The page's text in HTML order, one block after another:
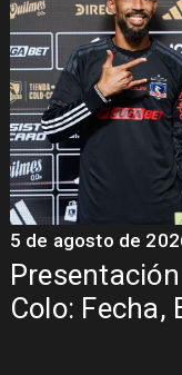
La Roja
del Mundial
5 de agosto de